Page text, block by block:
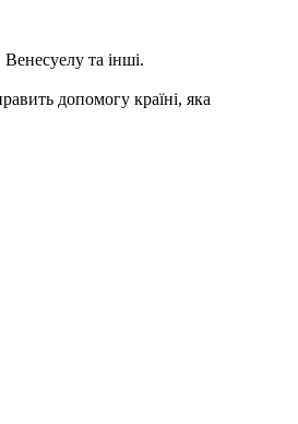
та інші.
допомогу країні, яка